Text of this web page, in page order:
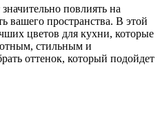
повлиять на
вашего пространства. В этой
цветов для кухни, которые
стильным и
оттенок, который подойдет